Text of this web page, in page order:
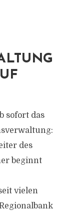
sofort das
des
beginnt
vielen